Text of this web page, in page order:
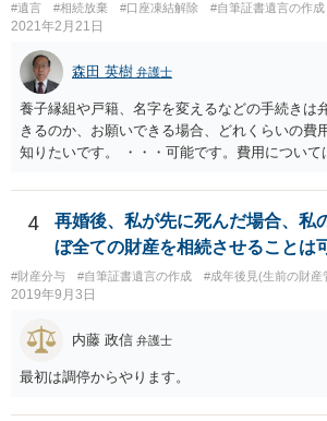
書面を発送してもらうことがよろしいように思
#遺言 #相続放棄 #口座凍結解除 #自筆証書遺言の作成
2021年2月21日
森田 英樹 弁護士
養子縁組や戸籍、名字を変えるなどの手続きは
きるのか、お願いできる場合、どれくらいの費
知りたいです。 ・・・可能です。費用につい
ています。 やはり、成人した子のことまでご
の事だけ考えるべきなのでしょうか ・・・お
い解決案があればお悩みになるのは当然と言え
と親子関係を結びたいと思っているが、名字は
子縁組の必要があり 氏も変更することになり
しているとは言え、自分の子と私の連れ子、全
望。もちろん私もそうできればと思います。
るいは 遺言書などで その意思を実現する方
士に相談してみてください。
4
再婚後、私が先に死んだ場合、私
ぼ全ての財産を相続させることは
#財産分与 #自筆証書遺言の作成 #成年後見(生前の財産
2019年9月3日
内藤 政信 弁護士
最初は調停からやります。